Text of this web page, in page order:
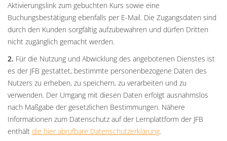
Aktivierungslink zum gebuchten Kurs sowie eine
Buchungsbestätigung ebenfalls per E-Mail. Die Zugangsdaten sind
durch den Kunden sorgfältig aufzubewahren und dürfen Dritten
nicht zugänglich gemacht werden.
2. Für die Nutzung und Abwicklung des angebotenen Dienstes ist
es der JFB gestattet, bestimmte personenbezogene Daten des
Nutzers zu erheben, zu speichern, zu verarbeiten und zu
verwenden. Der Umgang mit diesen Daten erfolgt ausnahmslos
nach Maßgabe der gesetzlichen Bestimmungen. Nähere
Informationen zum Datenschutz auf der Lernplattform der JFB
enthält die hier abrufbare Datenschutzerklärung.